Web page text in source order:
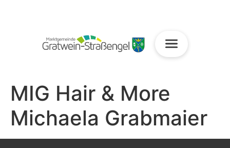
MIG Hair & More
Michaela Grabmaier